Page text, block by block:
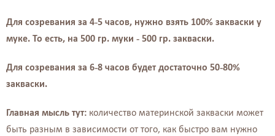
Для созревания за 4-5 часов, нужно взять 100% закваски у
муке. То есть, на 500 гр. муки - 500 гр. закваски.
Для созревания за 6-8 часов будет достаточно 50-80%
закваски.
Главная мысль тут: количество материнской закваски может
быть разным в зависимости от того, как быстро вам нужно